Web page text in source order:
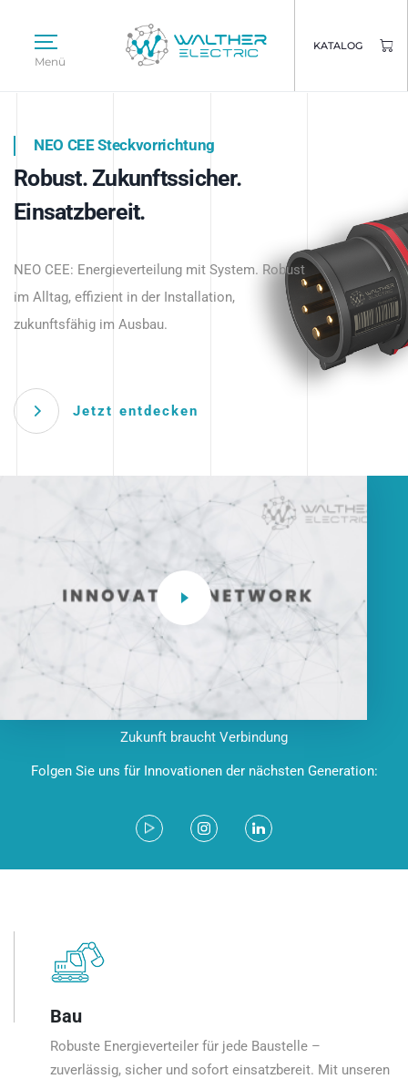
Menü
KATALOG
Intelligente Stromverteilung
beginnt hier.
NEO CEE Steckvorrichtung
Robust. Zukunftssicher.
Einsatzbereit.
NEO CEE: Energieverteilung mit System. Robust
im Alltag, effizient in der Installation,
zukunftsfähig im Ausbau.
Jetzt entdecken
Intelligenz trifft Energie.
Anwendungen – robust, IP-geschützt und
zukunftsfähig.
Zukunft braucht Verbindung
Folgen Sie uns für Innovationen der nächsten Generation:
Bau
Robuste Energieverteiler für jede Baustelle –
zuverlässig, sicher und sofort einsatzbereit. Mit unseren